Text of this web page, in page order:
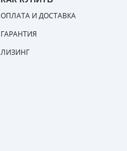
ОПЛАТА И ДОСТАВКА
ГАРАНТИЯ
ЛИЗИНГ